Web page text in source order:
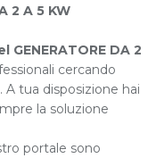
2 A 5 KW
GENERATORE DA 2
cercando
tua disposizione hai
la soluzione
portale sono